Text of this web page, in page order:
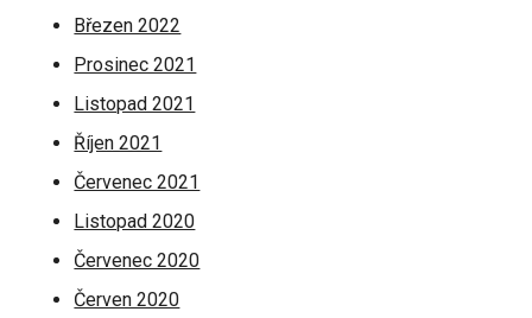
Březen 2022
Prosinec 2021
Listopad 2021
Říjen 2021
Červenec 2021
Listopad 2020
Červenec 2020
Červen 2020